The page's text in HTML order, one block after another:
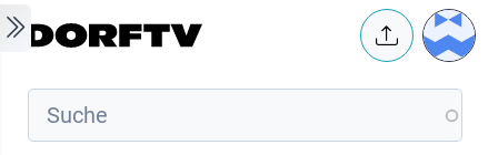
Skip to main content User